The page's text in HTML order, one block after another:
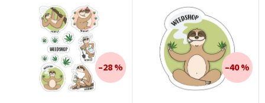
–28 % –40 %